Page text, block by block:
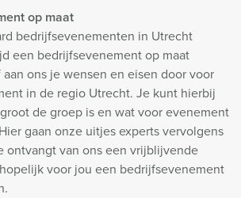
op maat
bedrijfsevenementen in Utrecht
een bedrijfsevenement op maat
ons je wensen en eisen door voor
in de regio Utrecht. Je kunt hierbij
de groep is en wat voor evenement
gaan onze uitjes experts vervolgens
ontvangt van ons een vrijblijvende
voor jou een bedrijfsevenement